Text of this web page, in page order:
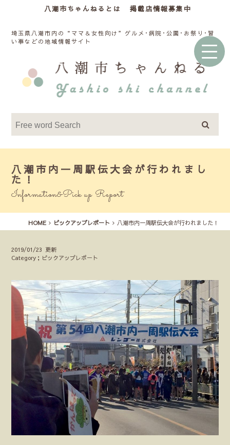
八潮市ちゃんねるとは 掲載店情報募集中
埼玉県八潮市内の“ママ＆女性向け”グルメ･病院･公園･お祭り･習
い事などの地域情報サイト
八潮市内一周駅伝大会が行われまし
た！
Information&Pick up Report
HOME ピックアップレポート 八潮市内一周駅伝大会が行われました！
2019/01/23 更新
Category；ピックアップレポート